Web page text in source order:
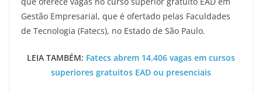
Gestão Empresarial, que é ofertado pelas Faculdades
de Tecnologia (Fatecs), no Estado de São Paulo.
LEIA TAMBÉM: Fatecs abrem 14.406 vagas em cursos
superiores gratuitos EAD ou presenciais